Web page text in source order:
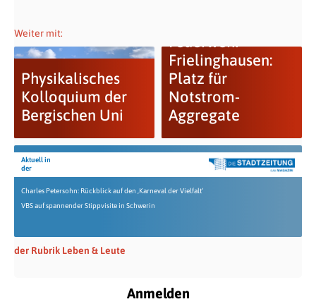
Weiter mit:
Physikalisches
Kolloquium der
Bergischen Uni
Frielinghausen:
Platz für
Notstrom-
Aggregate
Aktuell in
der
Charles Petersohn: Rückblick auf den ‚Karneval der Vielfalt‘
VBS auf spannender Stippvisite in Schwerin
der Rubrik Leben & Leute
Anmelden